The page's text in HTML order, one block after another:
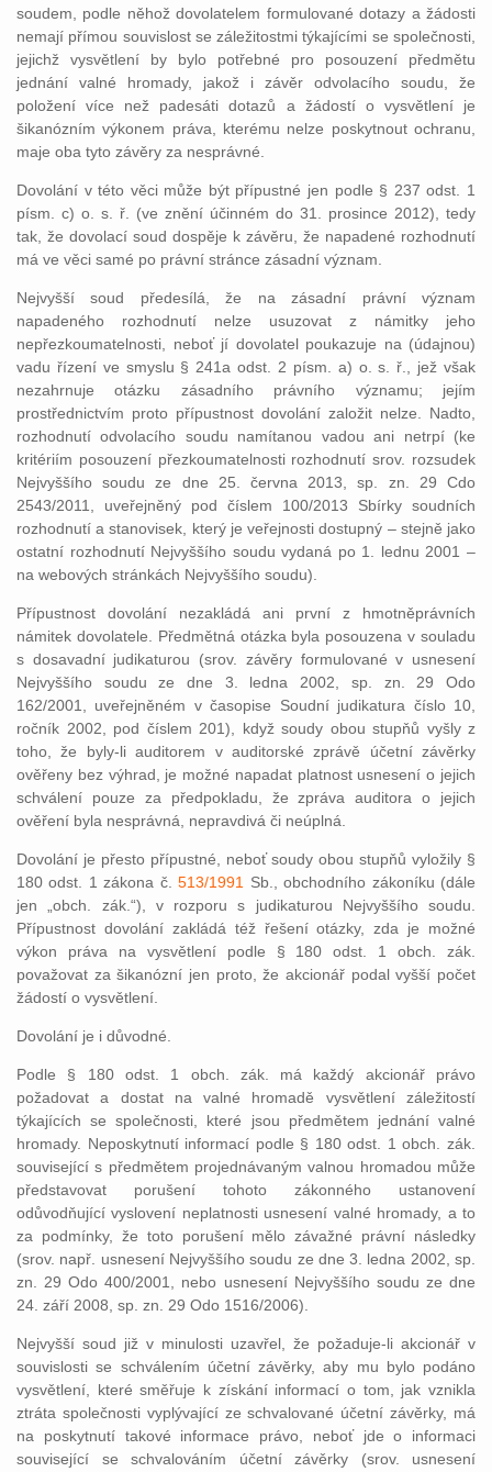
soudem, podle něhož dovolatelem formulované dotazy a žádosti
nemají přímou souvislost se záležitostmi týkajícími se společnosti,
jejichž vysvětlení by bylo potřebné pro posouzení předmětu
jednání valné hromady, jakož i závěr odvolacího soudu, že
položení více než padesáti dotazů a žádostí o vysvětlení je
šikanózním výkonem práva, kterému nelze poskytnout ochranu,
maje oba tyto závěry za nesprávné.
Dovolání v této věci může být přípustné jen podle § 237 odst. 1
písm. c) o. s. ř. (ve znění účinném do 31. prosince 2012), tedy
tak, že dovolací soud dospěje k závěru, že napadené rozhodnutí
má ve věci samé po právní stránce zásadní význam.
Nejvyšší soud předesílá, že na zásadní právní význam
napadeného rozhodnutí nelze usuzovat z námitky jeho
nepřezkoumatelnosti, neboť jí dovolatel poukazuje na (údajnou)
vadu řízení ve smyslu § 241a odst. 2 písm. a) o. s. ř., jež však
nezahrnuje otázku zásadního právního významu; jejím
prostřednictvím proto přípustnost dovolání založit nelze. Nadto,
rozhodnutí odvolacího soudu namítanou vadou ani netrpí (ke
kritériím posouzení přezkoumatelnosti rozhodnutí srov. rozsudek
Nejvyššího soudu ze dne 25. června 2013, sp. zn. 29 Cdo
2543/2011, uveřejněný pod číslem 100/2013 Sbírky soudních
rozhodnutí a stanovisek, který je veřejnosti dostupný – stejně jako
ostatní rozhodnutí Nejvyššího soudu vydaná po 1. lednu 2001 –
na webových stránkách Nejvyššího soudu).
Přípustnost dovolání nezakládá ani první z hmotněprávních
námitek dovolatele. Předmětná otázka byla posouzena v souladu
s dosavadní judikaturou (srov. závěry formulované v usnesení
Nejvyššího soudu ze dne 3. ledna 2002, sp. zn. 29 Odo
162/2001, uveřejněném v časopise Soudní judikatura číslo 10,
ročník 2002, pod číslem 201), když soudy obou stupňů vyšly z
toho, že byly-li auditorem v auditorské zprávě účetní závěrky
ověřeny bez výhrad, je možné napadat platnost usnesení o jejich
schválení pouze za předpokladu, že zpráva auditora o jejich
ověření byla nesprávná, nepravdivá či neúplná.
Dovolání je přesto přípustné, neboť soudy obou stupňů vyložily §
180 odst. 1 zákona č.513/1991
Sb., obchodního zákoníku (dále
jen „obch. zák.“), v rozporu s judikaturou Nejvyššího soudu.
Přípustnost dovolání zakládá též řešení otázky, zda je možné
výkon práva na vysvětlení podle § 180 odst. 1 obch. zák.
považovat za šikanózní jen proto, že akcionář podal vyšší počet
žádostí o vysvětlení.
Dovolání je i důvodné.
Podle § 180 odst. 1 obch. zák. má každý akcionář právo
požadovat a dostat na valné hromadě vysvětlení záležitostí
týkajících se společnosti, které jsou předmětem jednání valné
hromady. Neposkytnutí informací podle § 180 odst. 1 obch. zák.
související s předmětem projednávaným valnou hromadou může
představovat porušení tohoto zákonného ustanovení
odůvodňující vyslovení neplatnosti usnesení valné hromady, a to
za podmínky, že toto porušení mělo závažné právní následky
(srov. např. usnesení Nejvyššího soudu ze dne 3. ledna 2002, sp.
zn. 29 Odo 400/2001, nebo usnesení Nejvyššího soudu ze dne
24. září 2008, sp. zn. 29 Odo 1516/2006).
Nejvyšší soud již v minulosti uzavřel, že požaduje-li akcionář v
souvislosti se schválením účetní závěrky, aby mu bylo podáno
vysvětlení, které směřuje k získání informací o tom, jak vznikla
ztráta společnosti vyplývající ze schvalované účetní závěrky, má
na poskytnutí takové informace právo, neboť jde o informaci
související se schvalováním účetní závěrky (srov. usnesení